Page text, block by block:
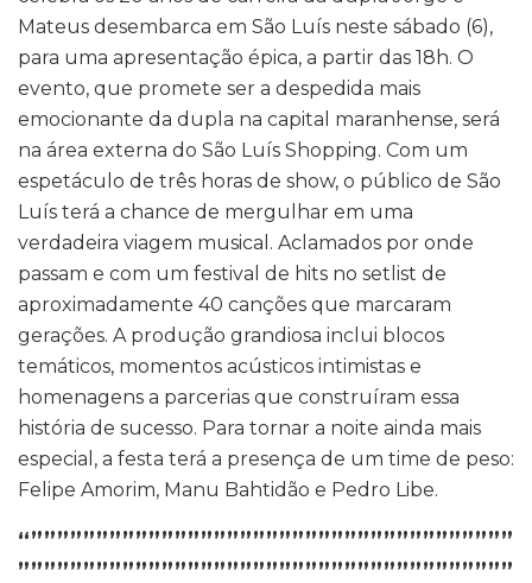
Mateus desembarca em São Luís neste sábado (6),
para uma apresentação épica, a partir das 18h. O
evento, que promete ser a despedida mais
emocionante da dupla na capital maranhense, será
na área externa do São Luís Shopping. Com um
espetáculo de três horas de show, o público de São
Luís terá a chance de mergulhar em uma
verdadeira viagem musical. Aclamados por onde
passam e com um festival de hits no setlist de
aproximadamente 40 canções que marcaram
gerações. A produção grandiosa inclui blocos
temáticos, momentos acústicos intimistas e
homenagens a parcerias que construíram essa
história de sucesso. Para tornar a noite ainda mais
especial, a festa terá a presença de um time de peso:
Felipe Amorim, Manu Bahtidão e Pedro Libe.
“”””””””””””””””””””””””””””””””””””””
””””””””””””””””””””””””””””””””””””””